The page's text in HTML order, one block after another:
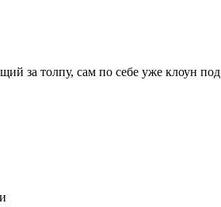
за толпу, сам по себе уже клоун под